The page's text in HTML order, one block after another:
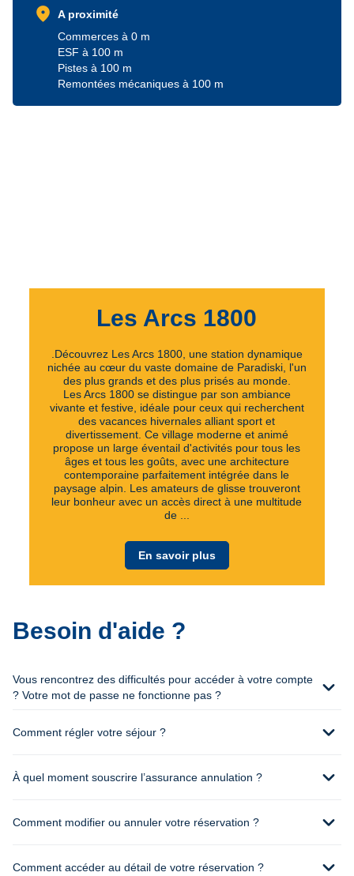
location_on
A proximité
Commerces à 0 m
ESF à 100 m
Pistes à 100 m
Remontées mécaniques à 100 m
Les Arcs 1800
Découvrez Les Arcs 1800, une station dynamique
nichée au cœur du vaste domaine de Paradiski, l'un
des plus grands et des plus prisés au monde.
Les Arcs 1800 se distingue par son ambiance
vivante et festive, idéale pour ceux qui recherchent
des vacances hivernales alliant sport et
divertissement. Ce village moderne et animé
propose un large éventail d'activités pour tous les
âges et tous les goûts, avec une architecture
contemporaine parfaitement intégrée dans le
paysage alpin. Les amateurs de glisse trouveront
leur bonheur avec un accès direct à une multitude
de ...
En savoir plus
Besoin d'aide ?
Vous rencontrez des difficultés pour accéder à votre compte
? Votre mot de passe ne fonctionne pas ?
expand_more
Comment régler votre séjour ? expand_more
À quel moment souscrire l’assurance annulation ? expand_more
Comment modifier ou annuler votre réservation ? expand_more
Comment accéder au détail de votre réservation ? expand_more